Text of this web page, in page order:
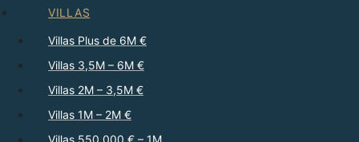
VILLAS
Villas Plus de 6M €
Villas 3,5M – 6M €
Villas 2M – 3,5M €
Villas 1M – 2M €
Villas 550 000 € – 1M